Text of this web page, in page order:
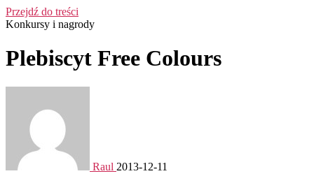
Przejdź do treści
Konkursy i nagrody
Plebiscyt Free Colours
Raul 2013-12-11